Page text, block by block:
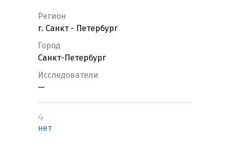
Регион
г. Санкт - Петербург
Город
Санкт-Петербург
Исследователи
—
4
нет